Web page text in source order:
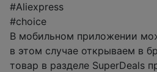
#Aliexpress
#choice
В мобильном приложении
в этом случае открываем в
товар в разделе SuperDeals